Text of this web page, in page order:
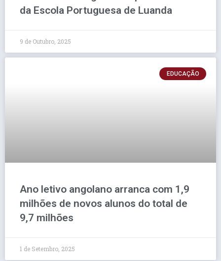
da Escola Portuguesa de Luanda
9 de Outubro, 2025
EDUCAÇÃO
Ano letivo angolano arranca com 1,9
milhões de novos alunos do total de
9,7 milhões
1 de Setembro, 2025